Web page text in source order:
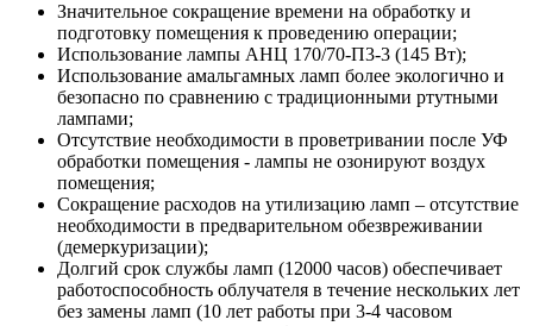
Значительное сокращение времени на обработку и
подготовку помещения к проведению операции;
Использование лампы АНЦ 170/70-П3-3 (145 Вт);
Использование амальгамных ламп более экологично и
безопасно по сравнению с традиционными ртутными
лампами;
Отсутствие необходимости в проветривании после УФ
обработки помещения - лампы не озонируют воздух
помещения;
Сокращение расходов на утилизацию ламп – отсутствие
необходимости в предварительном обезвреживании
(демеркуризации);
Долгий срок службы ламп (12000 часов) обеспечивает
работоспособность облучателя в течение нескольких лет
без замены ламп (10 лет работы при 3-4 часовом